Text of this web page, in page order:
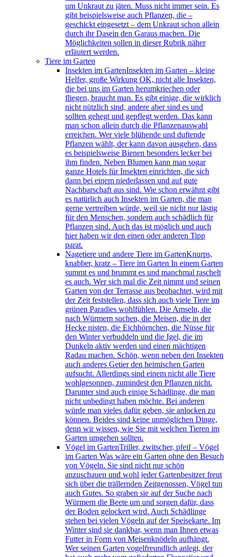
um Unkraut zu jäten. Muss nicht immer sein. Es
gibt beispielsweise auch Pflanzen, die –
geschickt eingesetzt – dem Unkraut schon allein
durch ihr Dasein den Garaus machen. Die
Möglichkeiten sollen in dieser Rubrik näher
erläutert werden.
Tiere im Garten
Insekten im GartenInsekten im Garten – kleine
Helfer, große Wirkung OK, nicht alle Insekten,
die bei uns im Garten herumkriechen oder
fliegen, braucht man. Es gibt einige, die wirklich
nicht nützlich sind, andere aber sind es und
sollten gehegt und gepflegt werden. Das kann
man schon allein durch die Pflanzenauswahl
erreichen. Wer viele blühende und duftende
Pflanzen wählt, der kann davon ausgehen, dass
es beispielsweise Bienen besonders lecker bei
ihm finden. Neben Blumen kann man sogar
ganze Hotels für Insekten einrichten, die sich
dann bei einem niederlassen und auf gute
Nachbarschaft aus sind. Wie schon erwähnt gibt
es natürlich auch Insekten im Garten, die man
gerne vertreiben würde, weil sie nicht nur lästig
für den Menschen, sondern auch schädlich für
Pflanzen sind. Auch das ist möglich und auch
hier haben wir den einen oder anderen Tipp
parat.
Nagetiere und andere Tiere im GartenKnurps,
knabber, kratz – Tiere im Garten In einem Garten
summt es und brummt es und manchmal raschelt
es auch. Wer sich mal die Zeit nimmt und seinen
Garten von der Terrasse aus beobachtet, wird mit
der Zeit feststellen, dass sich auch viele Tiere im
grünen Paradies wohlfühlen. Die Amseln, die
nach Würmern suchen, die Meisen, die in der
Hecke nisten, die Eichhörnchen, die Nüsse für
den Winter verbuddeln und die Igel, die im
Dunkeln aktiv werden und einen mächtigen
Radau machen. Schön, wenn neben den Insekten
auch anderes Getier den heimischen Garten
aufsucht. Allerdings sind einem nicht alle Tiere
wohlgesonnen, zumindest den Pflanzen nicht.
Darunter sind auch einige Schädlinge, die man
nicht unbedingt haben möchte. Bei anderen
würde man vieles dafür geben, sie anlocken zu
können. Beides sind keine unmöglichen Dinge,
denn wir wissen, wie Sie mit welchen Tieren im
Garten umgehen sollten.
Vögel im GartenTriller, zwitscher, pfeif – Vögel
im Garten Was wäre ein Garten ohne den Besuch
von Vögeln. Sie sind nicht nur schön
anzuschauen und wohl jeder Gartenbesitzer freut
sich über die trällernden Zeitgenossen, Vögel tun
auch Gutes. So graben sie auf der Suche nach
Würmern die Beete um und sorgen dafür, dass
der Boden gelockert wird. Auch Schädlinge
stehen bei vielen Vögeln auf der Speisekarte. Im
Winter sind sie dankbar, wenn man Ihnen etwas
Futter in Form von Meisenknödeln aufhängt.
Wer seinen Garten vogelfreundlich anlegt, der